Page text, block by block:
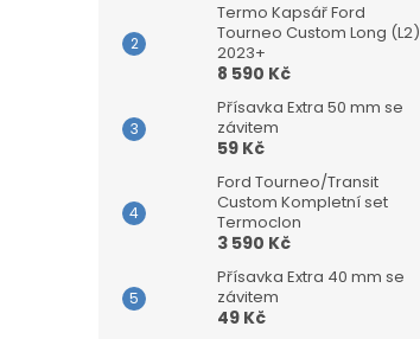
Termo Kapsář Ford
Tourneo Custom Long (L2)
2023+
8 590 Kč
Přísavka Extra 50 mm se
závitem
59 Kč
Ford Tourneo/Transit
Custom Kompletní set
Termoclon
3 590 Kč
Přísavka Extra 40 mm se
závitem
49 Kč